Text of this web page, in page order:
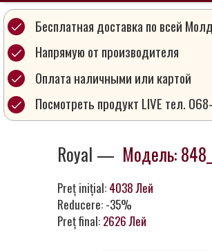
Наши
ковры
Магия
ковров
партнером
Контакты
Бесплатная доставка по всей
Напрямую от производителя
Оплата наличными или картой
Посмотреть продукт LIVE тел.
Royal — Модель:
Preț inițial: 4038 Лей
Reducere: -35%
Preț final: 2626 Лей